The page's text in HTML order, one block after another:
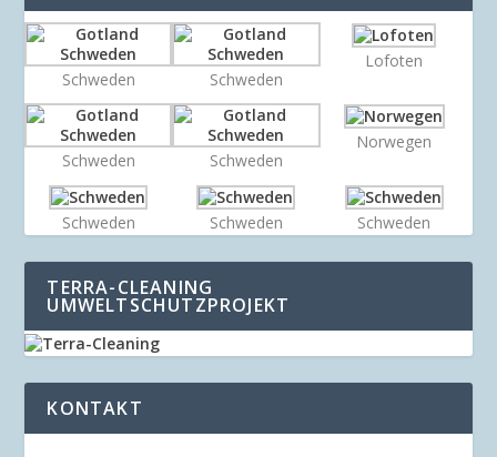
Schweden Schweden
Lofoten
Schweden Schweden
Norwegen
Schweden Schweden Schweden
TERRA-CLEANING
UMWELTSCHUTZPROJEKT
KONTAKT